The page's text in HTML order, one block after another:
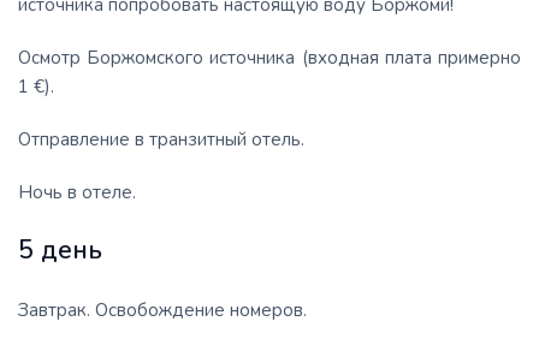
источника попробовать настоящую воду Боржоми!
Осмотр Боржомского источника (входная плата примерно
1 €).
Отправление в транзитный отель.
Ночь в отеле.
5 день
Завтрак. Освобождение номеров.